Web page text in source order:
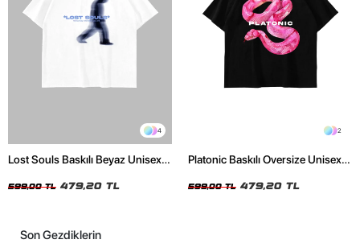
4
Lost Souls Baskılı Beyaz Unisex
599,00 TL 479,20 TL
2
Platonic Baskılı Oversize Unisex
599,00 TL 479,20 TL
Son Gezdiklerin